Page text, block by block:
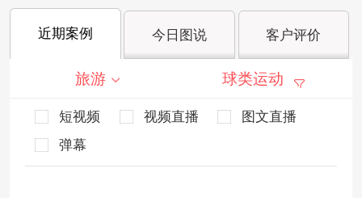
近期案例 今日图说 客户评价
旅游 球类运动
短视频 视频直播
图文直播
弹幕